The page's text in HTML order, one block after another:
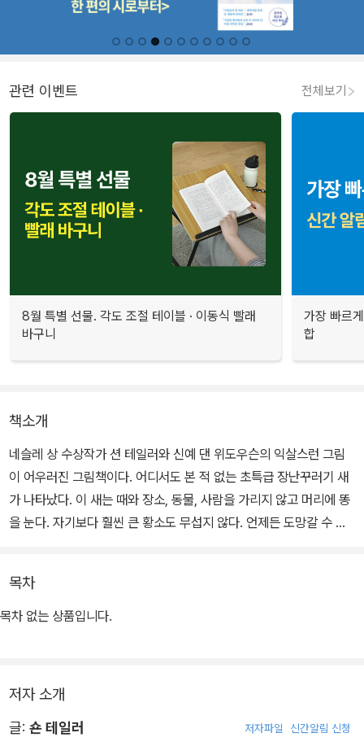
관련 이벤트 전체보기
8월 특별 선물. 각도 조절 테이블 · 이동식 빨래
바구니
가장 빠르
합
책소개
네슬레 상 수상작가 션 테일러와 신예 댄 위도우슨의 익살스런 그림
이 어우러진 그림책이다. 어디서도 본 적 없는 초특급 장난꾸러기 새
가 나타났다. 이 새는 때와 장소, 동물, 사람을 가리지 않고 머리에 똥
을 눈다. 자기보다 훨씬 큰 황소도 무섭지 않다. 언제든 도망갈 수 있
보면 저절로 함께 외치고 싶어진다.
목차
목차 없는 상품입니다.
저자 소개
글: 숀 테일러 저자파일 신간알림 신청